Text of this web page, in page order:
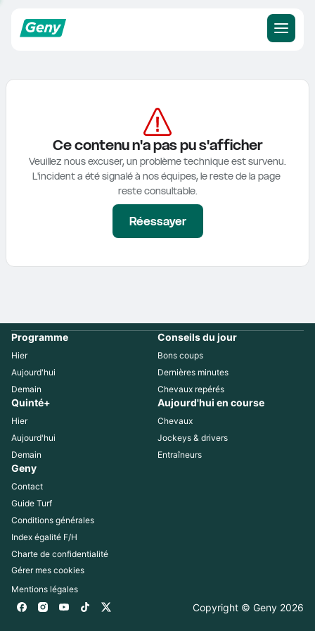
Ce contenu n'a pas pu s'afficher
Veuillez nous excuser, un problème technique est survenu.
L'incident a été signalé à nos équipes, le reste de la page
reste consultable.
Réessayer
Programme
Hier
Aujourd'hui
Demain
Conseils du jour
Bons coups
Dernières minutes
Chevaux repérés
Quinté+
Hier
Aujourd'hui
Demain
Aujourd'hui en course
Chevaux
Jockeys & drivers
Entraîneurs
Geny
Contact
Guide Turf
Conditions générales
Index égalité F/H
Charte de confidentialité
Gérer mes cookies
Mentions légales
Copyright © Geny 2026